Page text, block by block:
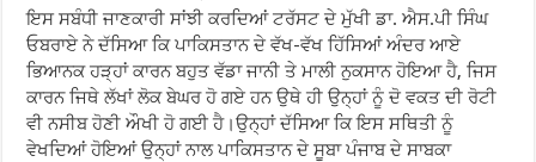
ਇਸ ਸਬੰਧੀ ਜਾਣਕਾਰੀ ਸਾਂਝੀ ਕਰਦਿਆਂ ਟਰੱਸਟ ਦੇ ਮੁੱਖੀ ਡਾ. ਐਸ.ਪੀ ਸਿੰਘ
ਓਬਰਾਏ ਨੇ ਦੱਸਿਆ ਕਿ ਪਾਕਿਸਤਾਨ ਦੇ ਵੱਖ-ਵੱਖ ਹਿੱਸਿਆਂ ਅੰਦਰ ਆਏ
ਭਿਆਨਕ ਹੜ੍ਹਾਂ ਕਾਰਨ ਬਹੁਤ ਵੱਡਾ ਜਾਨੀ ਤੇ ਮਾਲੀ ਨੁਕਸਾਨ ਹੋਇਆ ਹੈ, ਜਿਸ
ਕਾਰਨ ਜਿਥੇ ਲੱਖਾਂ ਲੋਕ ਬੇਘਰ ਹੋ ਗਏ ਹਨ ਉਥੇ ਹੀ ਉਨ੍ਹਾਂ ਨੂੰ ਦੋ ਵਕਤ ਦੀ ਰੋਟੀ
ਵੀ ਨਸੀਬ ਹੋਣੀ ਔਖੀ ਹੋ ਗਈ ਹੈ।ਉਨ੍ਹਾਂ ਦੱਸਿਆ ਕਿ ਇਸ ਸਥਿਤੀ ਨੂੰ
ਵੇਖਦਿਆਂ ਹੋਇਆਂ ਉਨ੍ਹਾਂ ਨਾਲ ਪਾਕਿਸਤਾਨ ਦੇ ਸੂਬਾ ਪੰਜਾਬ ਦੇ ਸਾਬਕਾ